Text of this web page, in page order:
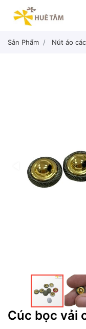
Sản Phẩm Nút áo
Cúc bọc vải